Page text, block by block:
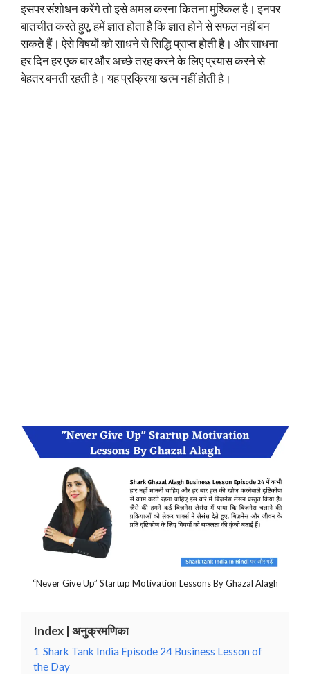
इसपर संशोधन करेंगे तो इसे अमल करना कितना मुश्किल है। इनपर
बातचीत करते हुए, हमें ज्ञात होता है कि ज्ञात होने से सफल नहीं बन
सकते हैं। ऐसे विषयों को साधने से सिद्धि प्राप्त होती है। और साधना
हर दिन हर एक बार और अच्छे तरह करने के लिए प्रयास करने से
बेहतर बनती रहती है। यह प्रक्रिया खत्म नहीं होती है।
“Never Give Up” Startup Motivation Lessons By Ghazal Alagh
Index | अनुक्रमणिका
1 Shark Tank India Episode 24 Business Lesson of
the Day